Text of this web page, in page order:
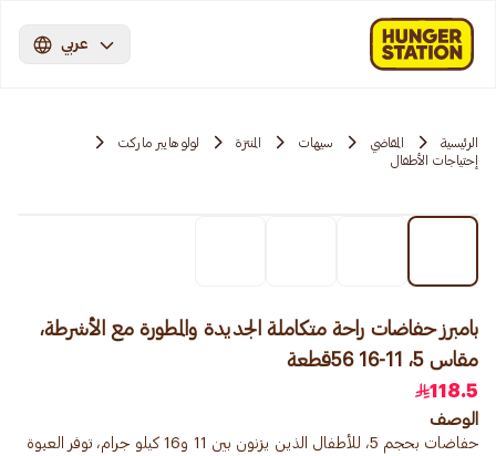
عربي
الرئيسية المقاضي سيهات المنتزة
لولو هايبر ماركت
إحتياجات الأطفال
بامبرز حفاضات راحة متكاملة الجديدة والمطورة مع الأشرطة،
مقاس 5، 11-16 56قطعة
118.5
الوصف
حفاضات بحجم 5، للأطفال الذين يزنون بين 11 و16 كيلو جرام، توفر العبوة